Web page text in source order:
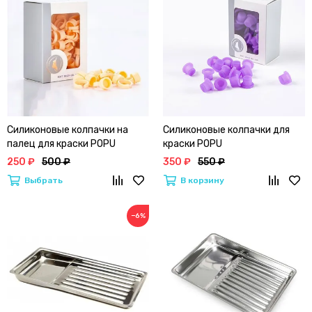
Силиконовые колпачки на
палец для краски POPU
250 ₽ 500 ₽
Выбрать
Силиконовые колпачки для
краски POPU
350 ₽ 550 ₽
В корзину
−6%